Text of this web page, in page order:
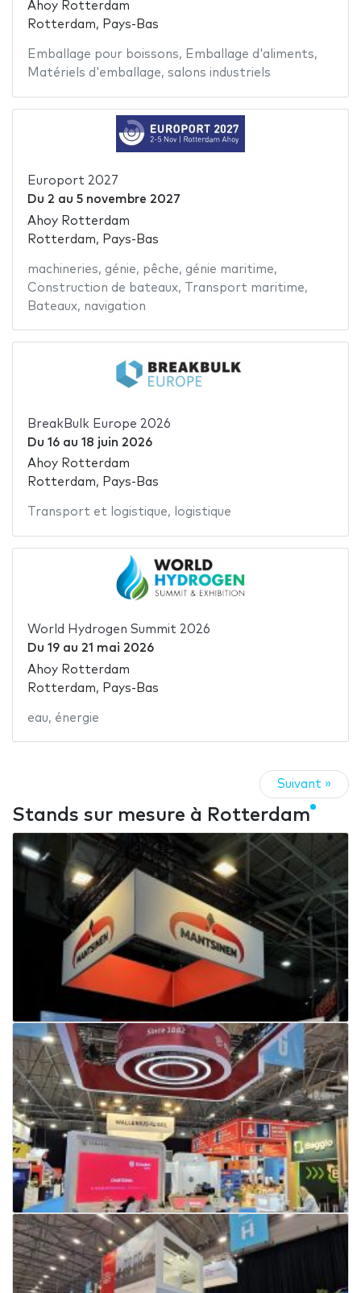
Ahoy Rotterdam
Rotterdam, Pays-Bas
Emballage pour boissons, Emballage d'aliments,
Matériels d'emballage, salons industriels
Europort 2027
Du 2 au 5 novembre 2027
Ahoy Rotterdam
Rotterdam, Pays-Bas
machineries, génie, pêche, génie maritime,
Construction de bateaux, Transport maritime,
Bateaux, navigation
BreakBulk Europe 2026
Du 16au 18 juin 2026
Ahoy Rotterdam
Rotterdam, Pays-Bas
Transport et logistique, logistique
World Hydrogen Summit 2026
Du 19au 21 mai 2026
Ahoy Rotterdam
Rotterdam, Pays-Bas
eau, énergie
Suivant »
Stands sur mesure à Rotterdam